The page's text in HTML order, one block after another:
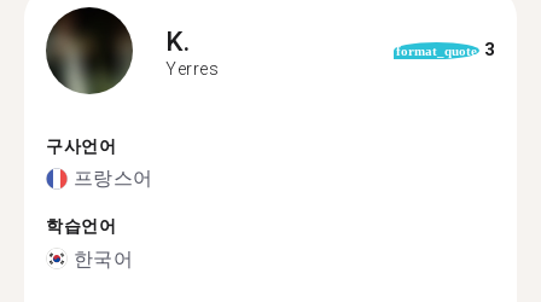
K.
Yerres
format_quote 3
구사언어
프랑스어
학습언어
한국어